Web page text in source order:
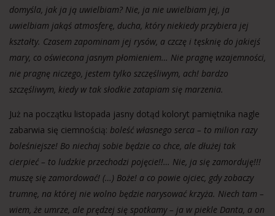
domyśla, jak ja ją uwielbiam? Nie, ja nie uwielbiam jej, ja
uwielbiam jakąś atmosferę, ducha, który niekiedy przybiera jej
kształty. Czasem zapominam jej rysów, a czczę i tęsknię do jakiejś
mary, co oświecona jasnym płomieniem… Nie pragnę wzajemności,
nie pragnę niczego, jestem tylko szczęśliwym, ach! bardzo
szczęśliwym, kiedy w tak słodkie zatapiam się marzenia.
Już na początku listopada jasny dotąd koloryt pamiętnika nagle
zabarwia się ciemnością: boleść własnego serca – to milion razy
boleśniejsze! Bo niechaj sobie będzie co chce, ale dłużej tak
cierpieć – to ludzkie przechodzi pojęcie!!… Nie, ja się zamorduję!!!
muszę się zamordować! (…) Boże! a co powie ojciec, gdy zobaczy
trumnę, na której nie wolno będzie narysować krzyża. Niech tam –
wiem, że umrze, ale prędzej się spotkamy – ja w piekle Danta, a on